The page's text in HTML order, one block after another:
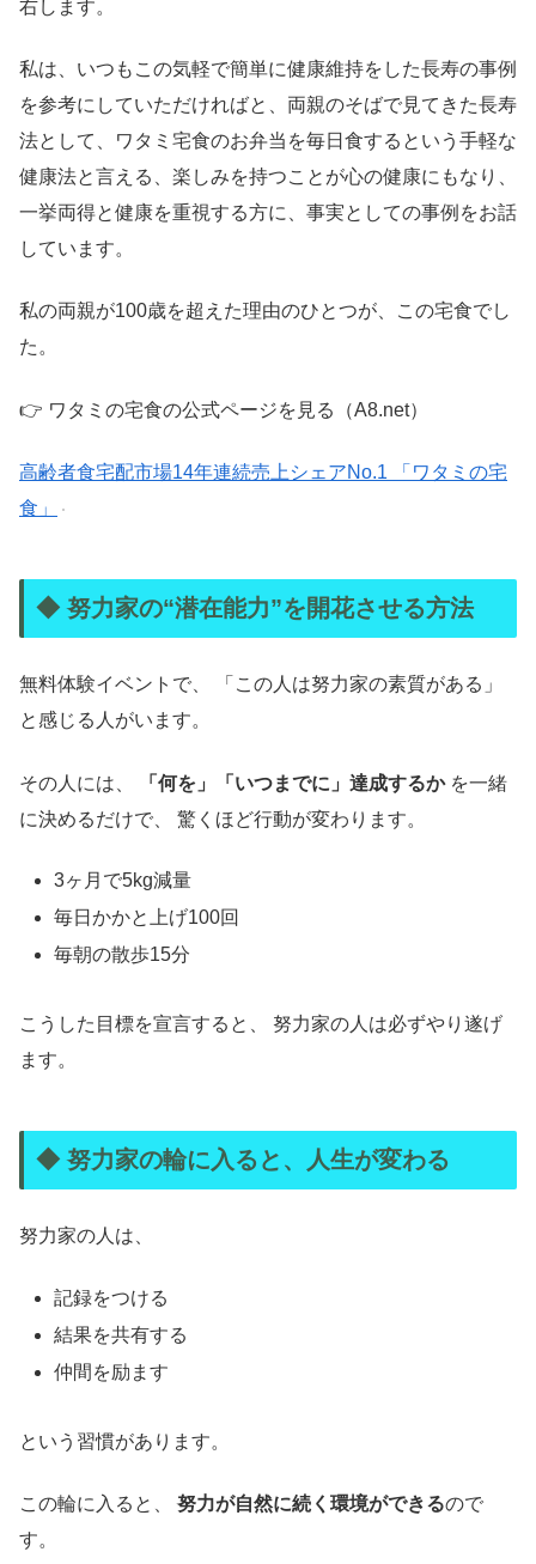
右します。
私は、いつもこの気軽で簡単に健康維持をした長寿の事例
を参考にしていただければと、両親のそばで見てきた長寿
法として、ワタミ宅食のお弁当を毎日食するという手軽な
健康法と言える、楽しみを持つことが心の健康にもなり、
一挙両得と健康を重視する方に、事実としての事例をお話
しています。
私の両親が100歳を超えた理由のひとつが、この宅食でし
た。
👉 ワタミの宅食の公式ページを見る（A8.net）
高齢者食宅配市場14年連続売上シェアNo.1 「ワタミの宅
食」
◆ 努力家の“潜在能力”を開花させる方法
無料体験イベントで、 「この人は努力家の素質がある」
と感じる人がいます。
その人には、 「何を」「いつまでに」達成するかを一緒
に決めるだけで、 驚くほど行動が変わります。
3ヶ月で5kg減量
毎日かかと上げ100回
毎朝の散歩15分
こうした目標を宣言すると、 努力家の人は必ずやり遂げ
ます。
◆ 努力家の輪に入ると、人生が変わる
努力家の人は、
記録をつける
結果を共有する
仲間を励ます
という習慣があります。
この輪に入ると、努力が自然に続く環境ができるので
す。